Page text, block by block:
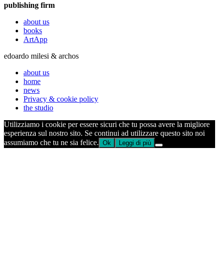
publishing firm
about us
books
ArtApp
edoardo milesi & archos
about us
home
news
Privacy & cookie policy
the studio
Utilizziamo i cookie per essere sicuri che tu possa avere la migliore
esperienza sul nostro sito. Se continui ad utilizzare questo sito noi
assumiamo che tu ne sia felice. Ok Leggi di più